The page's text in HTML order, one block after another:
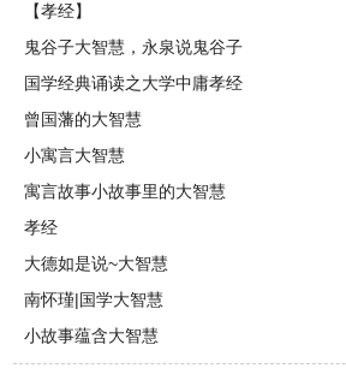
【孝经】
鬼谷子大智慧，永泉说鬼谷子
国学经典诵读之大学中庸孝经
曾国藩的大智慧
小寓言大智慧
寓言故事小故事里的大智慧
孝经
大德如是说~大智慧
南怀瑾|国学大智慧
小故事蕴含大智慧